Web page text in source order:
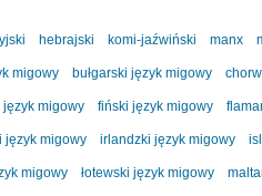
hebrajski komi-jaźwiński manx
migowy bułgarski język migowy
migowy fiński język migowy
język migowy irlandzki język migowy
migowy łotewski język migowy